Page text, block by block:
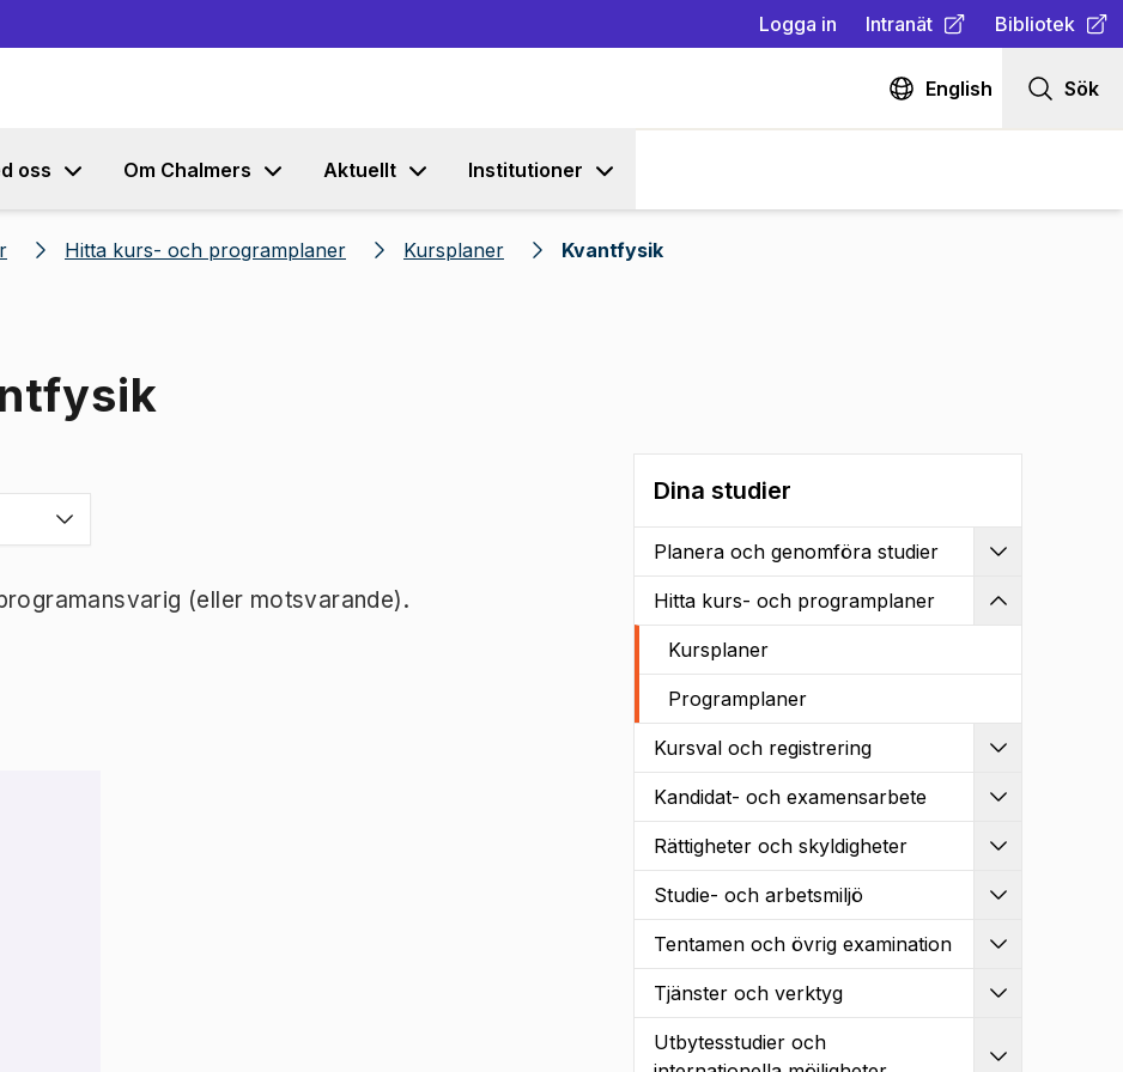
Logga in Intranät
(Öppnas i ny flik)
Bibliotek
(Öppnas i ny
English Sök
oss Om Chalmers Aktuellt Institutioner
Hitta kurs- och programplaner Kursplaner Kvantfysik
(eller motsvarande).
Dina studier
Planera och genomföra studier
Hitta kurs- och programplaner
Kursplaner
Programplaner
Kursval och registrering
Kandidat- och examensarbete
Rättigheter och skyldigheter
Studie- och arbetsmiljö
Tentamen och övrig examination
Tjänster och verktyg
Utbytesstudier och